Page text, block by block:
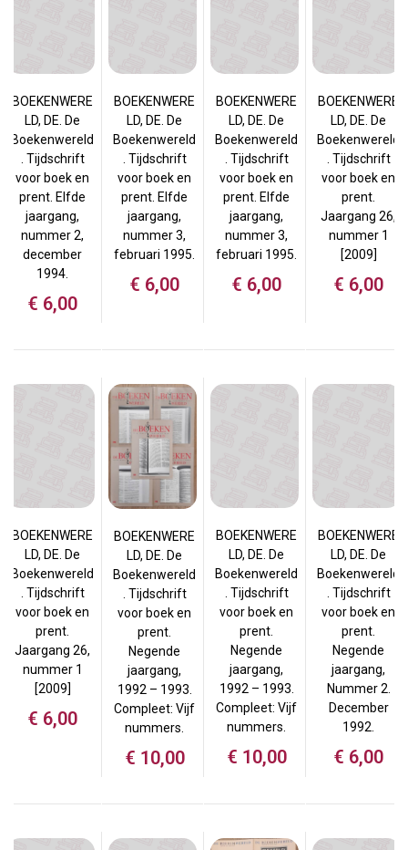
BOEKENWERE
LD, DE. De
Boekenwereld
. Tijdschrift
voor boek en
prent. Elfde
jaargang,
nummer 2,
december
1994.
€ 6,00
BOEKENWERE
LD, DE. De
Boekenwereld
. Tijdschrift
voor boek en
prent. Elfde
jaargang,
nummer 3,
februari 1995.
€ 6,00
BOEKENWERE
LD, DE. De
Boekenwereld
. Tijdschrift
voor boek en
prent. Elfde
jaargang,
nummer 3,
februari 1995.
€ 6,00
BOEKENWERE
LD, DE. De
Boekenwereld
. Tijdschrift
voor boek en
prent.
Jaargang 26,
nummer 1
[2009]
€ 6,00
BOEKENWERE
LD, DE. De
Boekenwereld
. Tijdschrift
voor boek en
prent.
Jaargang 26,
nummer 1
[2009]
€ 6,00
BOEKENWERE
LD, DE. De
Boekenwereld
. Tijdschrift
voor boek en
prent.
Negende
jaargang,
1992 – 1993.
Compleet: Vijf
nummers.
€ 10,00
BOEKENWERE
LD, DE. De
Boekenwereld
. Tijdschrift
voor boek en
prent.
Negende
jaargang,
1992 – 1993.
Compleet: Vijf
nummers.
€ 10,00
BOEKENWERE
LD, DE. De
Boekenwereld
. Tijdschrift
voor boek en
prent.
Negende
jaargang,
Nummer 2.
December
1992.
€ 6,00